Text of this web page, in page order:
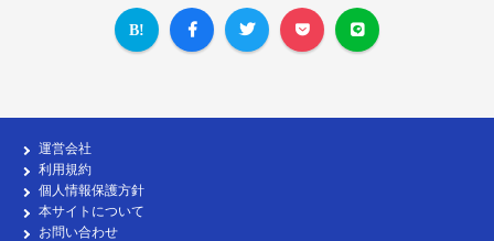
運営会社
利用規約
個人情報保護方針
本サイトについて
お問い合わせ